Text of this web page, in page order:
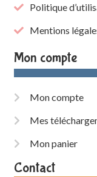
Politique
Mentions
Mon compte
Mon compte
Mes
Mon panier
Contact